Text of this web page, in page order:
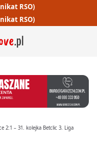
RSO)
RSO)
2:1 – 31. kolejka Betclic 3. Liga